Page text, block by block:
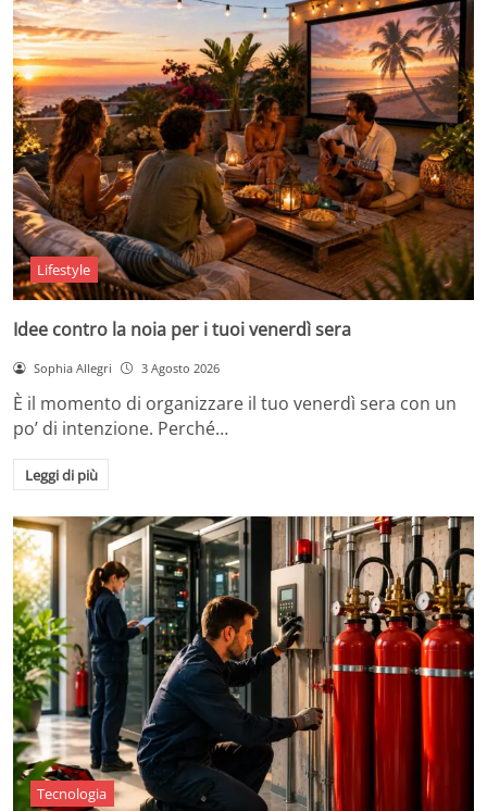
Lifestyle
Idee contro la noia per i tuoi venerdì sera
Sophia Allegri 3 Agosto 2026
È il momento di organizzare il tuo venerdì sera con un
po’ di intenzione. Perché…
Leggi di più
Tecnologia